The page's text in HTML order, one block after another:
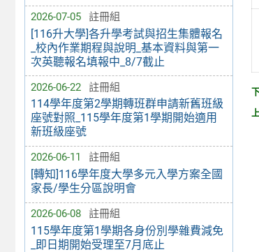
2026-07-05 註冊組
[116升大學]各升學考試與招生集體報名
_校內作業期程與說明_基本資料與第一
次英聽報名填報中_8/7截止
2026-06-22 註冊組
114學年度第2學期轉班群申請新舊班級
座號對照_115學年度第1學期開始適用
新班級座號
2026-06-11 註冊組
[轉知]116學年度大學多元入學方案全國
家長/學生分區說明會
2026-06-08 註冊組
115學年度第1學期各身份別學雜費減免
_即日期開始受理至7月底止